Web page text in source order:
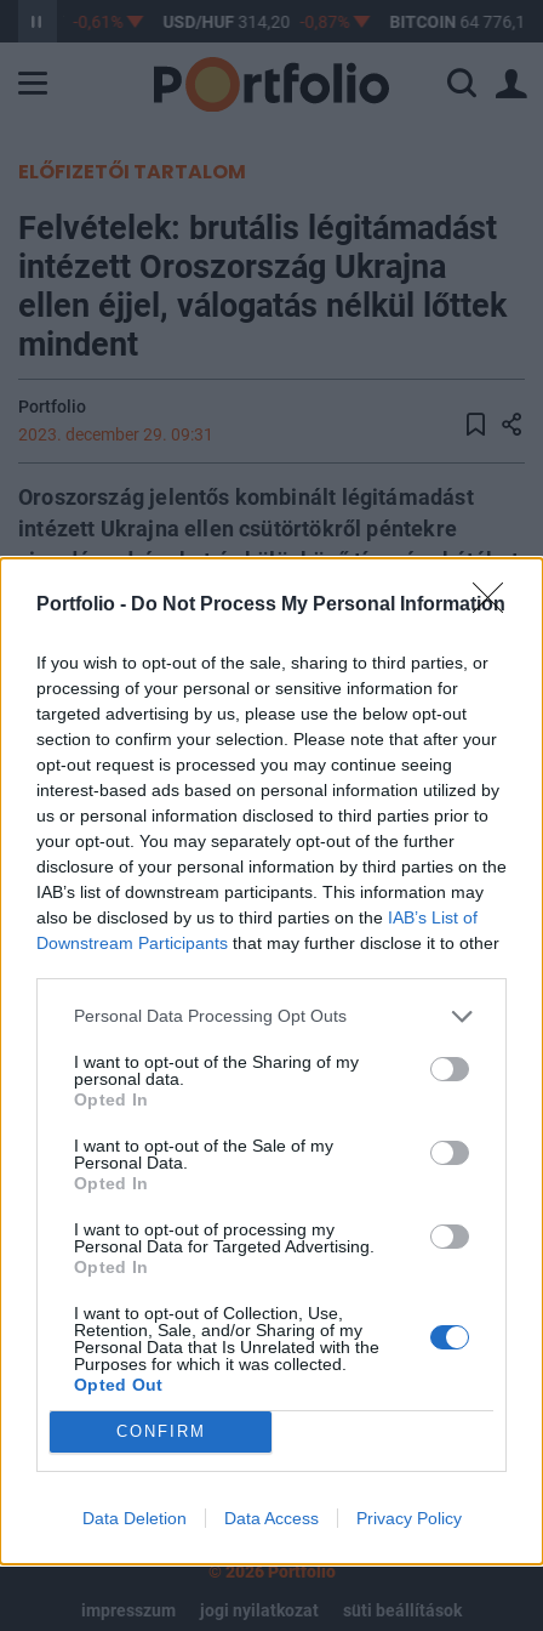
Portfolio - Do Not Process My Personal Information
If you wish to opt-out of the sale, sharing to third parties, or
processing of your personal or sensitive information for
targeted advertising by us, please use the below opt-out
section to confirm your selection. Please note that after your
opt-out request is processed you may continue seeing
interest-based ads based on personal information utilized by
us or personal information disclosed to third parties prior to
your opt-out. You may separately opt-out of the further
disclosure of your personal information by third parties on the
IAB’s list of downstream participants. This information may
also be disclosed by us to third parties on the IAB’s List of
Downstream Participants that may further disclose it to other
Personal Data Processing Opt Outs
I want to opt-out of the Sharing of my
personal data.
Opted In
I want to opt-out of the Sale of my
Personal Data.
Opted In
I want to opt-out of processing my
Personal Data for Targeted Advertising.
Opted In
I want to opt-out of Collection, Use,
Retention, Sale, and/or Sharing of my
Personal Data that Is Unrelated with the
Purposes for which it was collected.
Opted Out
CONFIRM
Data Deletion Data Access Privacy Policy
363,17 -0,61% USD/HUF314,20 -0,87% BITCOIN64 776,12
ELŐFIZETŐI TARTALOM
Felvételek: brutális légitámadást
intézett Oroszország Ukrajna
ellen éjjel, válogatás nélkül lőttek
mindent
Portfolio
2023. december 29. 09:31
Oroszország jelentős kombinált légitámadást
intézett Ukrajna ellen csütörtökről péntekre
virradóra, drónokat és különböző típusú rakétákat
is felhasználva – jelentette az ukrán légierő
Harkivot, Odesszát, Lvivet és Dnyiprót is támadás
ért.
Ihnat szerint hiperszonikus, ballisztikus és cirkálórakétákat
is bevetettek az oroszok Ukrajna ellen, köztük a H–22 hajó
elleni rakétát, amelyet különösen nehéz elfogni. The
damaged Russian warship cost the Ukrainians dearly.
Ukraine's largest missile attack to date, according to
Ukrainian officials. Affected facilities: Lviv-NATO mercenary
base, energy and warehouses. Khmelnytskyi...
tartozik, melynek olvasása előfizetéses
regisztrációhoz kötött.
Az előfizetés a következőket tartalmazza:
Portfolio.hu teljes cikkarchívum
kötéslistái
MÁR ELŐFIZETŐNK VAGY?
© 2026 Portfolio
impresszum
jogi nyilatkozat süti beállítások